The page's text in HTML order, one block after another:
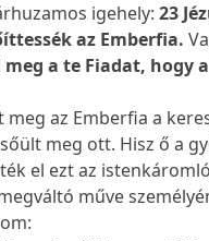
igehely:23
az Emberfia.
a te Fiadat, hogy
az Emberfia a
meg ott. Hisz ő a
el ezt az
műve